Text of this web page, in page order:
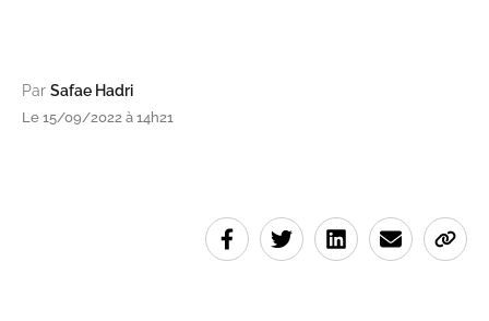
Par Safae Hadri
Le 15/09/2022 à 14h21